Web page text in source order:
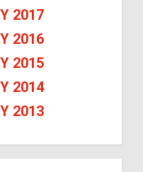
2017
2016
2015
2014
2013